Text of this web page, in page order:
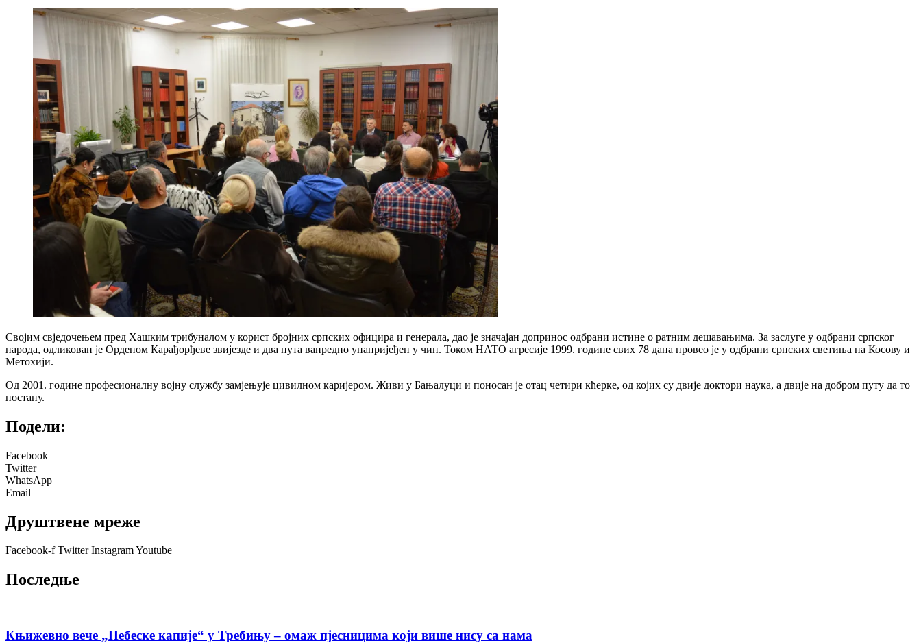
Својим свједочењем пред Хашким трибуналом у корист бројних српских официра и генерала, дао је значајан допринос одбрани истине о ратним дешавањима. За заслуге у одбрани српског
народа, одликован је Орденом Карађорђеве звијезде и два пута ванредно унапријеђен у чин. Током НАТО агресије 1999. године свих 78 дана провео је у одбрани српских светиња на Косову и
Метохији.
Од 2001. године професионалну војну службу замјењује цивилном каријером. Живи у Бањалуци и поносан је отац четири кћерке, од којих су двије доктори наука, а двије на добром путу да то
постану.
Подели:
Facebook
Twitter
WhatsApp
Email
Друштвене мреже
Facebook-f Twitter InstagramYoutube
Последње
Књижевно вече „Небеске капије“ у Требињу – омаж пјесницима који више нису са нама